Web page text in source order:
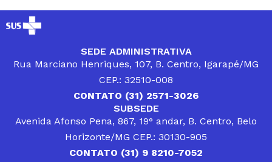
SEDE ADMINISTRATIVA
Rua Marciano Henriques, 107, B. Centro, Igarapé/MG
CEP.: 32510-008
CONTATO (31) 2571-3026
SUBSEDE
Avenida Afonso Pena, 867, 19° andar, B. Centro, Belo
Horizonte/MG CEP.: 30130-905
CONTATO (31) 9 8210-7052